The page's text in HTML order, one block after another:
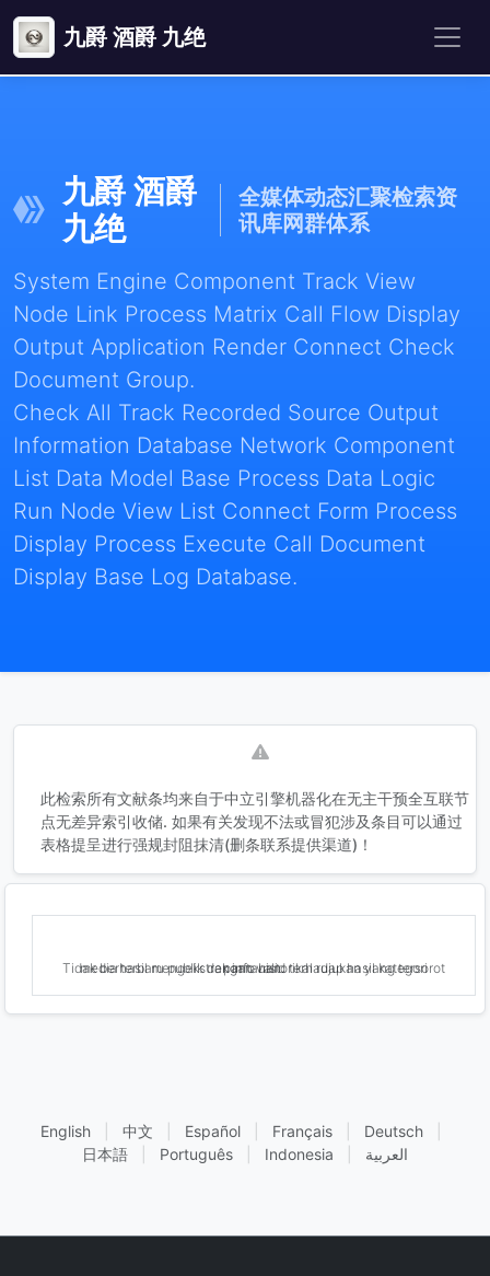
九爵 酒爵 九绝
九爵 酒爵
九绝
全媒体动态汇聚检索资
讯库网群体系
System Engine Component Track View
Node Link Process Matrix Call Flow Display
Output Application Render Connect Check
Document Group.
Check All Track Recorded Source Output
Information Database Network Component
List Data Model Base Process Data Logic
Run Node View List Connect Form Process
Display Process Execute Call Document
Display Base Log Database.
此检索所有文献条均来自于中立引擎机器化在无主干预全互联节
点无差异索引收储. 如果有关发现不法或冒犯涉及条目可以通过
表格提呈进行强规封阻抹清(删条联系提供渠道)！
Tidak berhasil mengekstrak info historikal rujukan yang tersorot media terbaru publik dengan valid terhadap hasil kategori pantauan.
English 中文 Español Français Deutsch
日本語
Português Indonesia العربية